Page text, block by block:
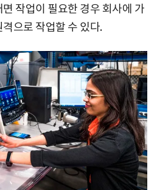
작업이 필요한 경우 회사에 가
으로 작업할 수 있다.